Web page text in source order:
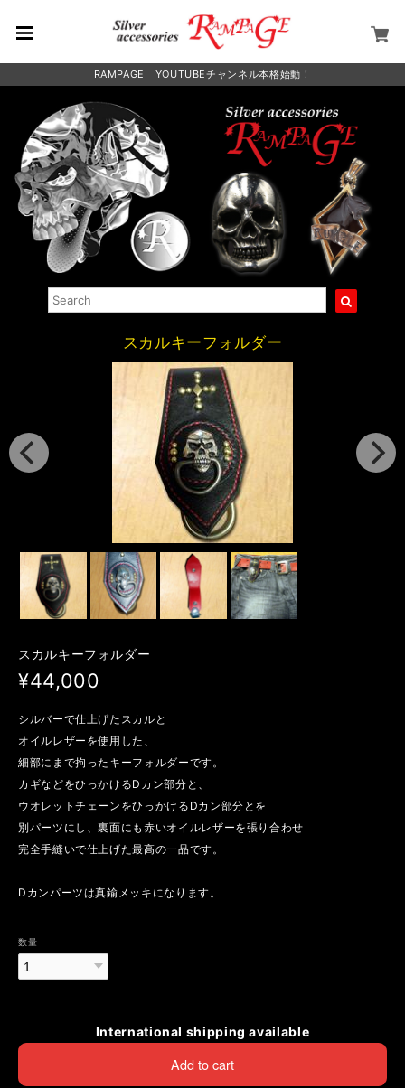
RAMPAGE YOUTUBEチャンネル本格始動！
スカルキーフォルダー
スカルキーフォルダー
¥44,000
シルバーで仕上げたスカルと
オイルレザーを使用した、
細部にまで拘ったキーフォルダーです。
カギなどをひっかけるDカン部分と、
ウオレットチェーンをひっかけるDカン部分とを
別パーツにし、裏面にも赤いオイルレザーを張り合わせ
完全手縫いで仕上げた最高の一品です。
Dカンパーツは真鍮メッキになります。
数量
International shipping available
Add to cart